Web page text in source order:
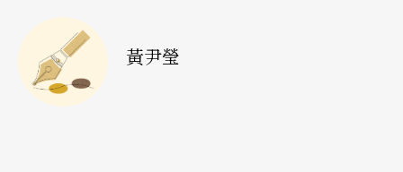
他也特別偏愛巴洛克時期的音樂，原因是他認爲巴
洛克音樂具有一種「淸晰的表達性」（clarity of exp
res-sion），他可以很直接感受到樂曲中所帶的「情
黃尹瑩